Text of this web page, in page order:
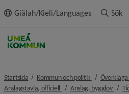
innehållet
Giälah/Kieli/Languages Sök
Startsida Kommun och politik nivå i
Anslagstavla, officiell
nivå i
Anslag, bygglov nivå